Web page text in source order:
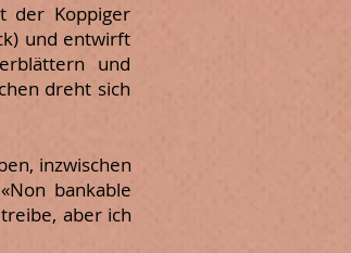
der Koppiger
und entwirft
und
dreht sich
inzwischen
bankable
aber ich